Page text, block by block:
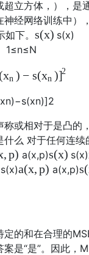
超立方体，），是
神经网络训练中）
下。 s(x) s(x)
1≤n≤N
(xn ) − s(xn )]2
xn)−s(xn)]2
称或相对于是凸的
什么 对于任何连续
, p) a(x,p)s(x) s(x)
s(x)a(x,p) a(x,p)s(
的和在合理的
是“是”。因此，